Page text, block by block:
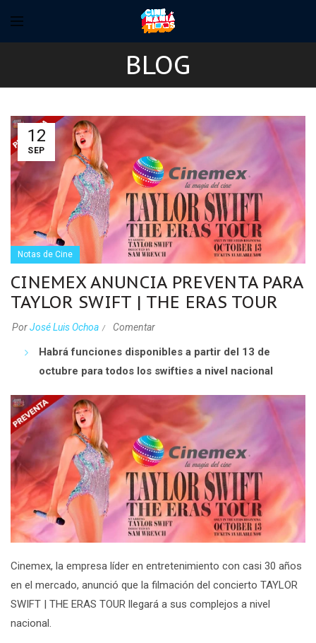
BLOG
12
SEP
Notas de Cine
CINEMEX ANUNCIA PREVENTA PARA
TAYLOR SWIFT | THE ERAS TOUR
PorJosé Luis Ochoa Comentar
Habrá funciones disponibles a partir del 13 de
octubre para todos los swifties a nivel nacional
Cinemex, la empresa líder en entretenimiento con casi 30 años
en el mercado, anunció que la filmación del concierto TAYLOR
SWIFT | THE ERAS TOUR llegará a sus complejos a nivel
nacional.